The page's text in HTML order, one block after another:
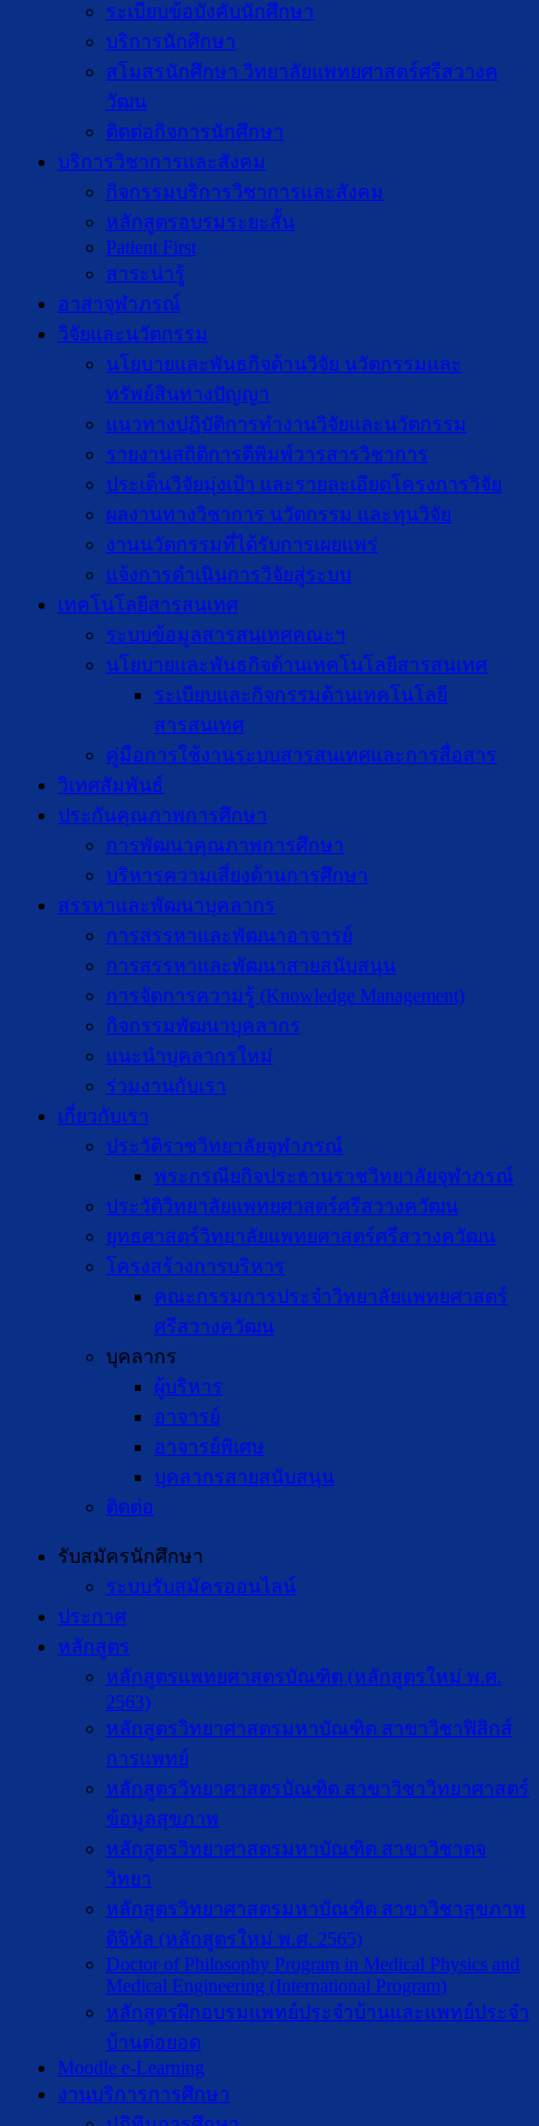
ระเบียบข้อบังคับนักศึกษา
บริการนักศึกษา
สโมสรนักศึกษา วิทยาลัยแพทยศาสตร์ศรีสวางค
วัฒน
ติดต่อกิจการนักศึกษา
บริการวิชาการและสังคม
กิจกรรมบริการวิชาการและสังคม
หลักสูตรอบรมระยะสั้น
Patient First
สาระน่ารู้
อาสาจุฬาภรณ์
วิจัยและนวัตกรรม
นโยบายและพันธกิจด้านวิจัย นวัตกรรมและ
ทรัพย์สินทางปัญญา
แนวทางปฏิบัติการทำงานวิจัยและนวัตกรรม
รายงานสถิติการตีพิมพ์วารสารวิชาการ
ประเด็นวิจัยมุ่งเป้า และรายละเอียดโครงการวิจัย
ผลงานทางวิชาการ นวัตกรรม และทุนวิจัย
งานนวัตกรรมที่ได้รับการเผยแพร่
แจ้งการดำเนินการวิจัยสู่ระบบ
เทคโนโลยีสารสนเทศ
ระบบข้อมูลสารสนเทศคณะฯ
นโยบายและพันธกิจด้านเทคโนโลยีสารสนเทศ
ระเบียบและกิจกรรมด้านเทคโนโลยี
สารสนเทศ
คู่มือการใช้งานระบบสารสนเทศและการสื่อสาร
วิเทศสัมพันธ์
ประกันคุณภาพการศึกษา
การพัฒนาคุณภาพการศึกษา
บริหารความเสี่ยงด้านการศึกษา
สรรหาและพัฒนาบุคลากร
การสรรหาและพัฒนาอาจารย์
การสรรหาและพัฒนาสายสนับสนุน
การจัดการความรู้ (Knowledge Management)
กิจกรรมพัฒนาบุคลากร
แนะนำบุคลากรใหม่
ร่วมงานกับเรา
เกี่ยวกับเรา
ประวัติราชวิทยาลัยจุฬาภรณ์
พระกรณียกิจประธานราชวิทยาลัยจุฬาภรณ์
ประวัติวิทยาลัยแพทยศาสตร์ศรีสวางควัฒน
ยุทธศาสตร์วิทยาลัยแพทยศาสตร์ศรีสวางควัฒน
โครงสร้างการบริหาร
คณะกรรมการประจำวิทยาลัยแพทยศาสตร์
ศรีสวางควัฒน
บุคลากร
ผู้บริหาร
อาจารย์
อาจารย์พิเศษ
บุคลากรสายสนับสนุน
ติดต่อ
รับสมัครนักศึกษา
ระบบรับสมัครออนไลน์
ประกาศ
หลักสูตร
หลักสูตรแพทยศาสตรบัณฑิต (หลักสูตรใหม่ พ.ศ.
2563)
หลักสูตรวิทยาศาสตรมหาบัณฑิต สาขาวิชาฟิสิกส์
การแพทย์
หลักสูตรวิทยาศาสตรบัณฑิต สาขาวิชาวิทยาศาสตร์
ข้อมูลสุขภาพ
หลักสูตรวิทยาศาสตรมหาบัณฑิต สาขาวิชาตจ
วิทยา
หลักสูตรวิทยาศาสตรมหาบัณฑิต สาขาวิชาสุขภาพ
ดิจิทัล (หลักสูตรใหม่ พ.ศ. 2565)
Doctor of Philosophy Program in Medical Physics and
Medical Engineering (International Program)
หลักสูตรฝึกอบรมแพทย์ประจำบ้านและแพทย์ประจำ
บ้านต่อยอด
Moodle e-Learning
งานบริการการศึกษา